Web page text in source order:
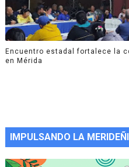
Encuentro estadal fortalece la
en Mérida
IMPULSANDO LA